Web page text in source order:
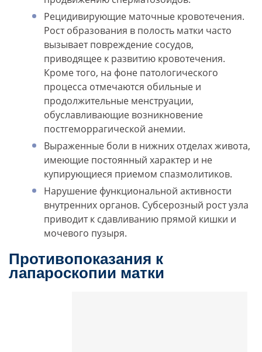
Рецидивирующие маточные кровотечения.
Рост образования в полость матки часто
вызывает повреждение сосудов,
приводящее к развитию кровотечения.
Кроме того, на фоне патологического
процесса отмечаются обильные и
продолжительные менструации,
обуславливающие возникновение
постгеморрагической анемии.
Выраженные боли в нижних отделах живота,
имеющие постоянный характер и не
купирующиеся приемом спазмолитиков.
Нарушение функциональной активности
внутренних органов. Субсерозный рост узла
приводит к сдавливанию прямой кишки и
мочевого пузыря.
Противопоказания к
лапароскопии матки